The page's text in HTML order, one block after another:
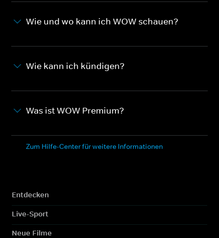
Wie und wo kann ich WOW schauen?
Wie kann ich kündigen?
Was ist WOW Premium?
Zum Hilfe-Center für weitere Informationen
Entdecken
Live-Sport
Neue Filme